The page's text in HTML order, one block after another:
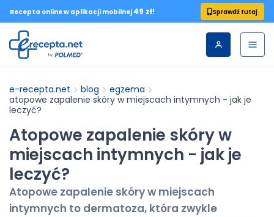
Recepta online w aplikacji mobilnej 49 zł! Sprawdź tutaj
e-recepta.net blog
egzema
atopowe zapalenie skóry w miejscach intymnych - jak je
leczyć?
Atopowe zapalenie skóry w
miejscach intymnych - jak je
leczyć?
Atopowe zapalenie skóry w miejscach
intymnych to dermatoza, która zwykle